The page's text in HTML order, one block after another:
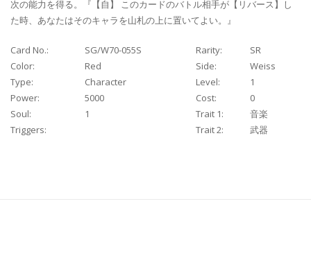
次の能力を得る。『【自】 このカードのバトル相手が【リバース】し
た時、あなたはそのキャラを山札の上に置いてよい。』
Card No.: SG/W70-055S Rarity:
SR
Color:
Red Side:
Weiss
Type:
Character Level:
1
Power:
5000 Cost:
0
Soul:
1 Trait 1:
音楽
Triggers:
Trait 2: 武器